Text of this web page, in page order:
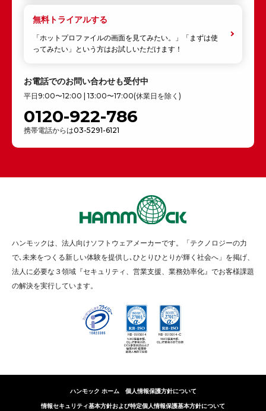
無料トライアルする
「ホットプロファイルの画面を見てみたい。」「まずは使
ってみたい」という方はお試しいただけます！
お電話でのお問い合わせも受付中
平日9:00〜12:00 | 13:00〜17:00(休業日を除く)
0120-922-786
携帯電話からは03-5291-6121
ハンモックは、法人向けソフトウェアメーカーです。「テクノロジーの力
で､未来をつくる新しい体験を提供し､ひとりひとりが輝く社会へ」を掲げ、
法人に必要な３領域『セキュリティ、営業支援、業務効率化』でお客様課題
の解決を実行しています。
ハンモック ホーム
個人情報保護方針について
情報セキュリティ基本方針および特定個人情報保護基本方針について